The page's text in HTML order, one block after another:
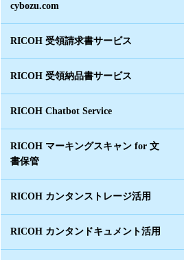
cybozu.com
RICOH 受領請求書サービス
RICOH 受領納品書サービス
RICOH Chatbot Service
RICOH マーキングスキャン for 文
書保管
RICOH カンタンストレージ活用
RICOH カンタンドキュメント活用